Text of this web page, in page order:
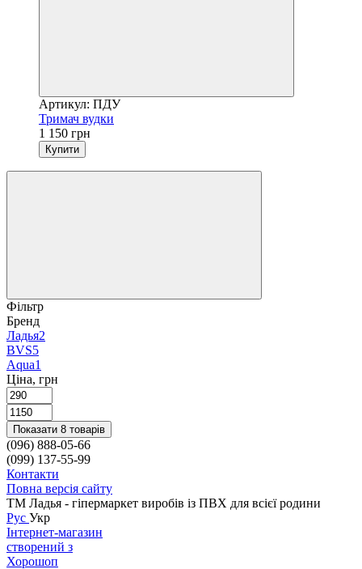
Артикул: ПДУ
Тримач вудки
1 150 грн
Купити
Фільтр
Бренд
Ладья2
BVS5
Aqua1
Ціна, грн
Показати 8 товарів
(096) 888-05-66
(099) 137-55-99
Контакти
Повна версія сайту
ТМ Ладья - гіпермаркет виробів із ПВХ для всієї родини
Рус Укр
Інтернет-магазин
створений з
Хорошоп